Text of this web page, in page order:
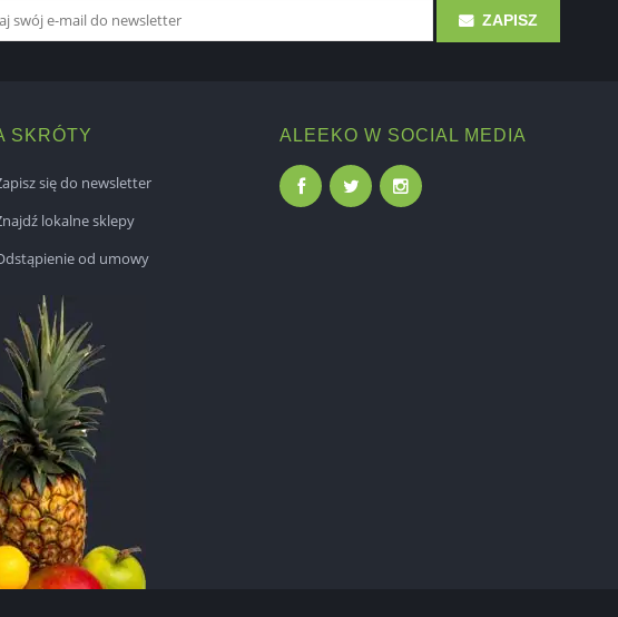
ZAPISZ
SKRÓTY
się do newsletter
lokalne sklepy
od umowy
ALEEKO W SOCIAL MEDIA